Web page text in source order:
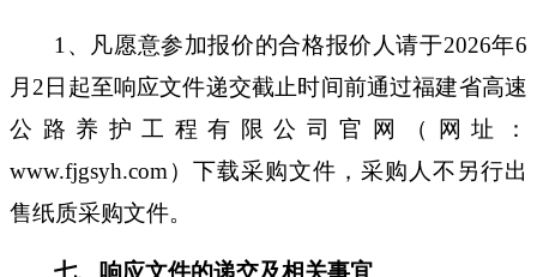
1、凡愿意参加报价的合格报价人请于2026年6
月 2日起至响应文件递交截止时间前通过福建省高速
公路养护工程有限公司官网（网址：
www.fjgsyh.com）下载采购文件，采购人不另行出
售纸质采购文件。
七、响应文件的递交及相关事宜